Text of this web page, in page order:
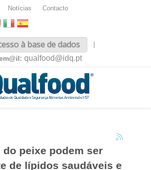
Notícias Contacto
à base de dados
|
qualfood@idq.pt
do peixe podem ser
de lípidos saudáveis e